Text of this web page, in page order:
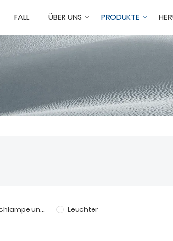
FALL ÜBER UNS PRODUKTE
Individuelle Tischlampe und Stehlampe
Leuchter